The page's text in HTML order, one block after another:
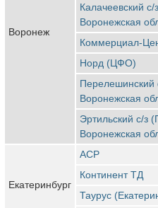
Воронеж
Калачеевский с/
Воронежская
Коммерциал-
Норд (ЦФО)
Перелешинский
Воронежская
Эртильский с/з
Воронежская
Екатеринбург
АСР
Континент ТД
Таурус